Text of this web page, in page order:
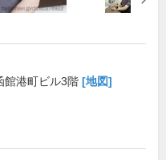
館港町ビル3階 [地図]